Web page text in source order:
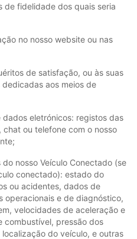
de fidelidade dos quais seria
no nosso website ou nas
de satisfação, ou às suas
aos meios de
eletrónicos: registos das
ou telefone com o nosso
nosso Veículo Conectado (se
conectado): estado do
ou acidentes, dados de
operacionais e de diagnóstico,
velocidades de aceleração e
combustível, pressão dos
do veículo, e outras